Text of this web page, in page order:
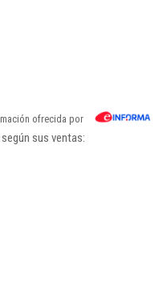
ofrecida por
sus ventas: